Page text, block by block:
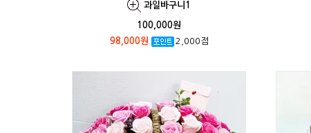
과일바구니1
100,000원
98,000원
2,000점